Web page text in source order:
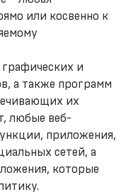
или косвенно к
и
а также программ
их
любые веб-
приложения,
сетей, а
которые